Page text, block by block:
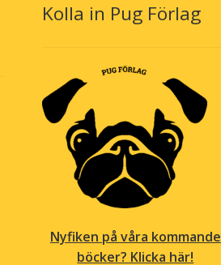
Kolla in Pug Förlag
Nyfiken på våra kommande
böcker? Klicka här!